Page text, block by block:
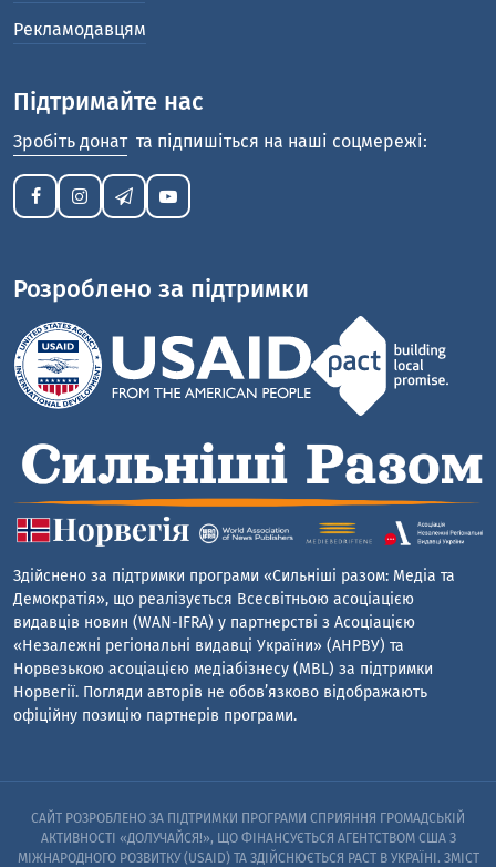
Рекламодавцям
Підтримайте нас
Зробіть донат та підпишіться на наші соцмережі:
Розроблено за підтримки
Здійснено за підтримки програми «Сильніші разом: Медіа та
Демократія», що реалізується Всесвітньою асоціацією
видавців новин (WAN-IFRA) у партнерстві з Асоціацією
«Незалежні регіональні видавці України» (АНРВУ) та
Норвезькою асоціацією медіабізнесу (MBL) за підтримки
Норвегії. Погляди авторів не обов’язково відображають
офіційну позицію партнерів програми.
САЙТ РОЗРОБЛЕНО ЗА ПІДТРИМКИ ПРОГРАМИ СПРИЯННЯ ГРОМАДСЬКІЙ
АКТИВНОСТІ «ДОЛУЧАЙСЯ!», ЩО ФІНАНСУЄТЬСЯ АГЕНТСТВОМ США З
МІЖНАРОДНОГО РОЗВИТКУ (USAID) ТА ЗДІЙСНЮЄТЬСЯ PACT В УКРАЇНІ. ЗМІСТ